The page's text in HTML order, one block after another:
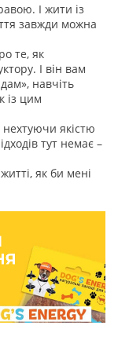
І жити із
завжди можна
те, як
І він вам
навчіть
із цим
якістю
тут немає –
як би мені